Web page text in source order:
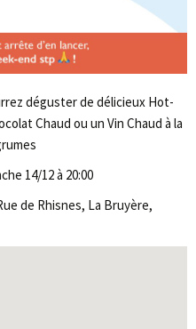
déguster de délicieux Hot-
Chaud ou un Vin Chaud à la
14/12 à 20:00
de Rhisnes, La Bruyère,